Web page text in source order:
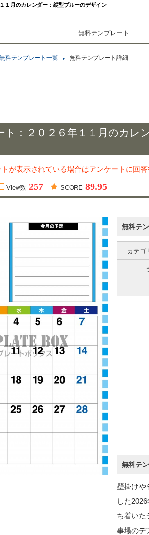
１月のカレンダー：縦型ブルーのデザイン
無料テンプレート
無料テンプレート一覧 無料テンプレート詳細
ト：２０２６年１１月のカレ
が表示されている場合はアンケートに回答
View数 257 SCORE 89.95
無料テ
カテゴ
無料テ
壁掛けや
した
ち着いた
事場のデ